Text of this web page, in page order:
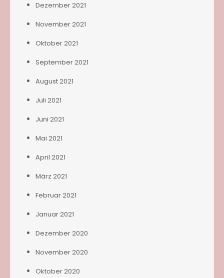
Dezember 2021
November 2021
Oktober 2021
September 2021
August 2021
Juli 2021
Juni 2021
Mai 2021
April 2021
März 2021
Februar 2021
Januar 2021
Dezember 2020
November 2020
Oktober 2020